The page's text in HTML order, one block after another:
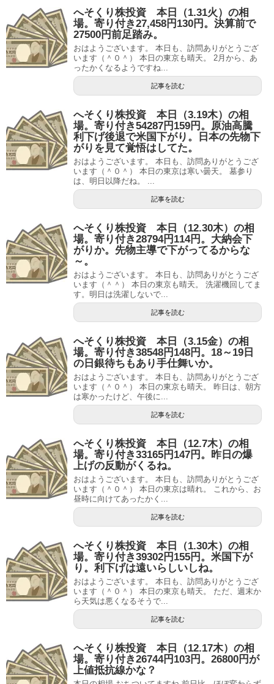
へそくり株投資 本日（1.31火）の相
場。寄り付き27,458円130円。決算前で
27500円前足踏み。
おはようございます。 本日も、訪問ありがとうござ
います（＾０＾） 本日の東京も晴天。 2月から、あ
ったかくなるようですね...
記事を読む
へそくり株投資 本日（3.19木）の相
場。寄り付き54287円159円。原油高騰
利下げ後退で米国下がり。日本の先物下
がりを見て覚悟はしてた。
おはようございます。 本日も、訪問ありがとうござ
います（＾０＾） 本日の東京は寒い曇天。 墓参り
は、明日以降だね。 ...
記事を読む
へそくり株投資 本日（12.30木）の相
場。寄り付き28794円114円。大納会下
がりか。先物主導で下がってるからな
～。
おはようございます。 本日も、訪問ありがとうござ
います（＾＾） 本日の東京も晴天。 洗濯機回してま
す。明日は洗濯しないで...
記事を読む
へそくり株投資 本日（3.15金）の相
場。寄り付き38548円148円。18～19日
の日銀待ちもあり手仕舞いか。
おはようございます。 本日も、訪問ありがとうござ
います（＾０＾） 本日の東京も晴天。 昨日は、朝方
は寒かったけど、午後に...
記事を読む
へそくり株投資 本日（12.7木）の相
場。寄り付き33165円147円。昨日の爆
上げの反動がくるね。
おはようございます。 本日も、訪問ありがとうござ
います（＾０＾） 本日の東京は晴れ。 これから、お
昼時に向けてあったかく...
記事を読む
へそくり株投資 本日（1.30木）の相
場。寄り付き39302円155円。米国下が
り。利下げは遠いらしいしね。
おはようございます。 本日も、訪問ありがとうござ
います（＾０＾） 本日の東京も晴天。 ただ、週末か
ら天気は悪くなるそうで...
記事を読む
へそくり株投資 本日（12.17木）の相
場。寄り付き26744円103円。26800円が
上値抵抗線かな？